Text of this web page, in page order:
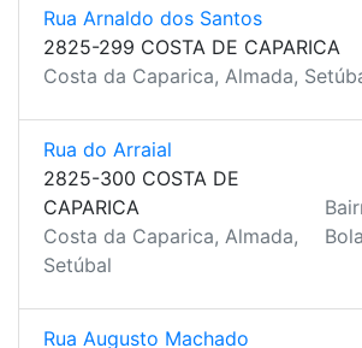
Rua Arnaldo dos Santos
2825-299 COSTA DE CAPARICA
Costa da Caparica, Almada,
Rua do Arraial
2825-300 COSTA DE
CAPARICA
Costa da Caparica, Almada,
Setúbal
Bola
Rua Augusto Machado